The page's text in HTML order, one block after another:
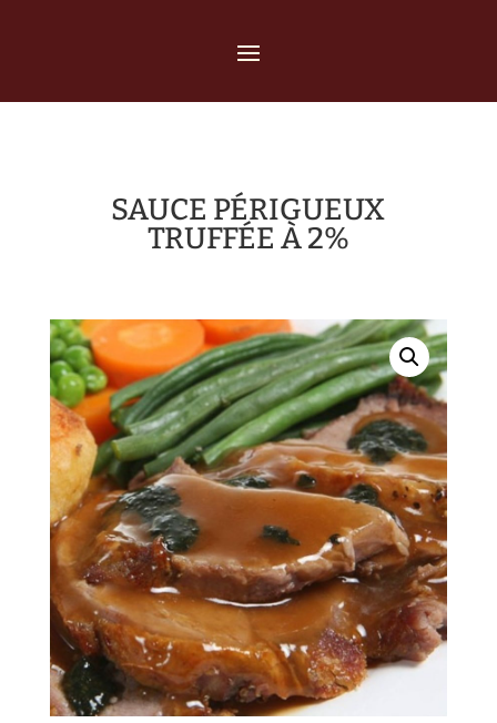
SAUCE PÉRIGUEUX
TRUFFÉE À 2%